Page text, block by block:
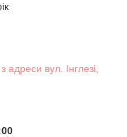
вул. Інглезі,